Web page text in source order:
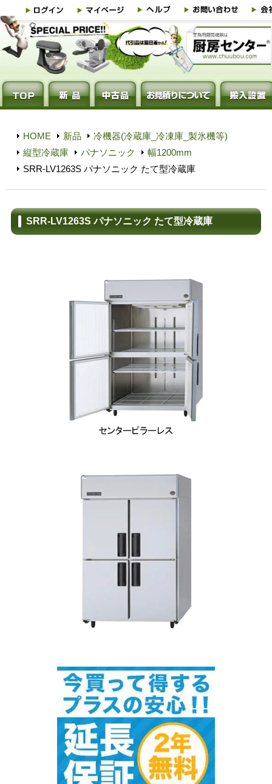
HOME 新品
冷機器(冷蔵庫_冷凍庫_製氷機等)
縦型冷蔵庫
パナソニック
幅1200mm
SRR-LV1263S パナソニック たて型冷蔵庫
SRR-LV1263S パナソニック たて型冷蔵庫